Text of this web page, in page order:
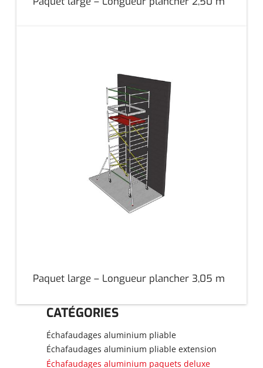
Paquet large – Longueur plancher 3,05 m
CATÉGORIES
Échafaudages aluminium pliable
Échafaudages aluminium pliable extension
Échafaudages aluminium paquets deluxe